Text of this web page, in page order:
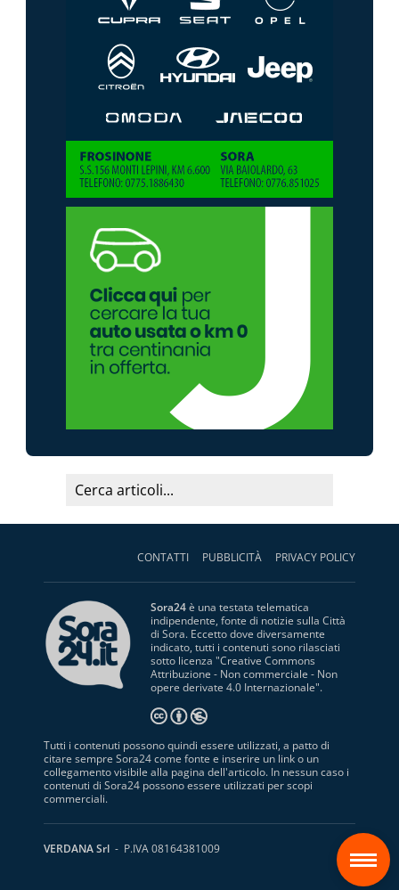
CONTATTI PUBBLICITÀ PRIVACY POLICY
Sora24è una testata telematica
indipendente, fonte di notizie sulla Città
di Sora. Eccetto dove diversamente
indicato, tutti i contenuti sono rilasciati
sotto licenza "Creative Commons
Attribuzione - Non commerciale - Non
opere derivate 4.0 Internazionale".
Tutti i contenuti possono quindi essere utilizzati, a patto di
citare sempre Sora24 come fonte e inserire un link o un
collegamento visibile alla pagina dell'articolo. In nessun caso i
contenuti di Sora24 possono essere utilizzati per scopi
commerciali.
VERDANA Srl - P.IVA 08164381009